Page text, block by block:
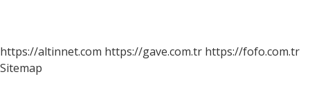
https://altinnet.com https://gave.com.tr https://fofo.com.tr
Sitemap